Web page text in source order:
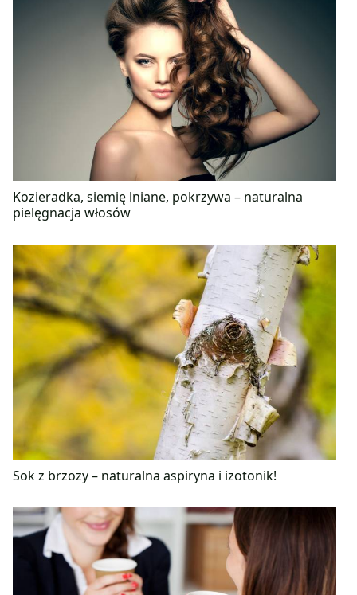
Kozieradka, siemię lniane, pokrzywa – naturalna
pielęgnacja włosów
Sok z brzozy – naturalna aspiryna i izotonik!